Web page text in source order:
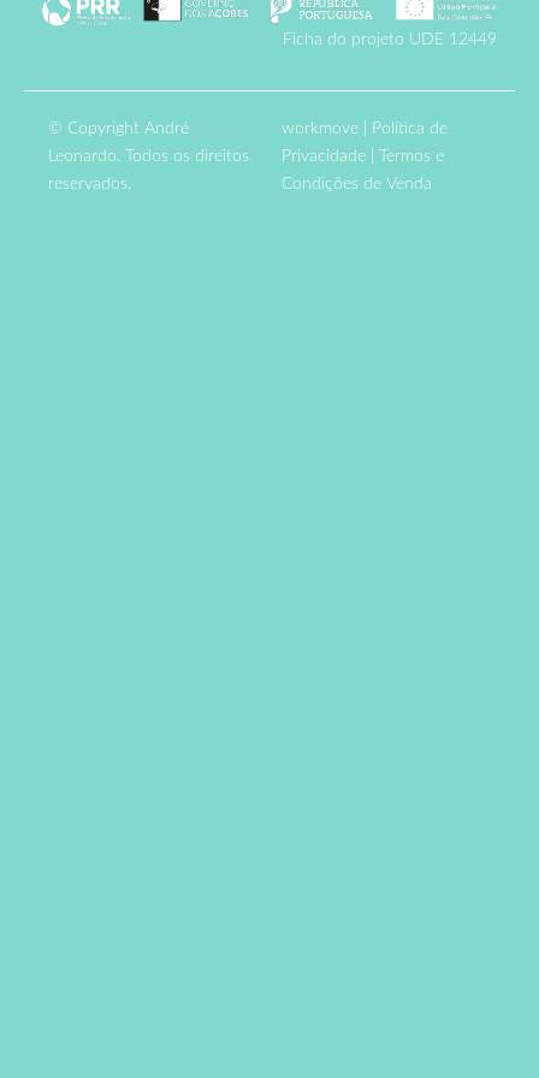
Ficha do projeto UDE 12449
© Copyright André
Leonardo. Todos os direitos
reservados.
workmove
Política de
Privacidade
Termos e
Condições de Venda